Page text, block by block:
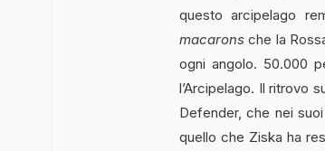
questo arcipelago
macarons che la
ogni angolo. 50.000
l’Arcipelago. Il ritrovo
Defender, che nei
quello che Ziska ha